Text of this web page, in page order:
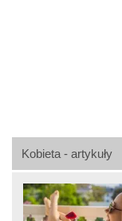
Kobieta - artykuły